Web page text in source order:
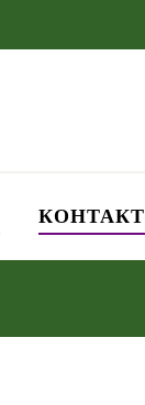
КОНТАКТ